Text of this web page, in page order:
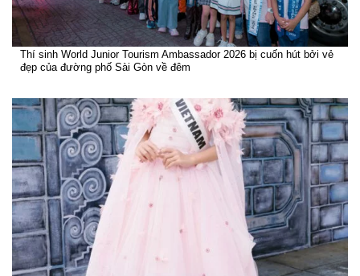
Thí sinh World Junior Tourism Ambassador 2026 bị cuốn hút bởi vẻ
đẹp của đường phố Sài Gòn về đêm